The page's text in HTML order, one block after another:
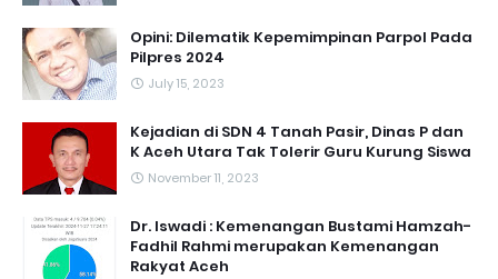
Opini: Dilematik Kepemimpinan Parpol Pada
Pilpres 2024
July 15, 2023
Kejadian di SDN 4 Tanah Pasir, Dinas P dan
K Aceh Utara Tak Tolerir Guru Kurung Siswa
November 11, 2023
Dr. Iswadi : Kemenangan Bustami Hamzah-
Fadhil Rahmi merupakan Kemenangan
Rakyat Aceh